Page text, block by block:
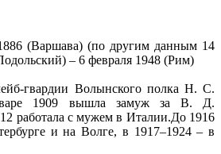
(Варшава) (по другим данным 14
– 6 февраля 1948 (Рим)
гвардии Волынского полка Н. С.
1909 вышла замуж за В. Д.
работала с мужем в Италии.До 1916
и на Волге, в 1917–1924 – в